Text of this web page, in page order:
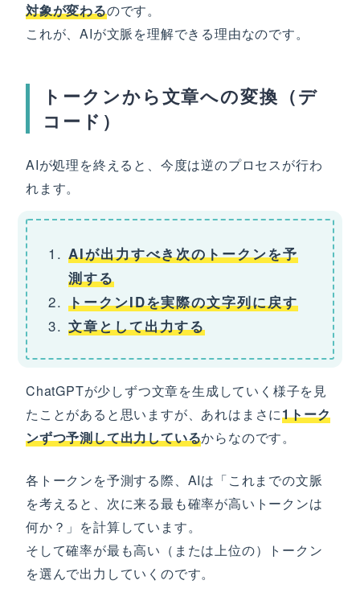
対象が変わるのです。
これが、AIが文脈を理解できる理由なのです。
トークンから文章への変換（デ
コード）
AIが処理を終えると、今度は逆のプロセスが行わ
れます。
AIが出力すべき次のトークンを予
測する
トークンIDを実際の文字列に戻す
文章として出力する
ChatGPTが少しずつ文章を生成していく様子を見
たことがあると思いますが、あれはまさに1トーク
ンずつ予測して出力しているからなのです。
各トークンを予測する際、AIは「これまでの文脈
を考えると、次に来る最も確率が高いトークンは
何か？」を計算しています。
そして確率が最も高い（または上位の）トークン
を選んで出力していくのです。